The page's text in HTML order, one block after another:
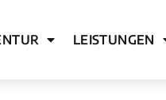
LEISTUNGEN